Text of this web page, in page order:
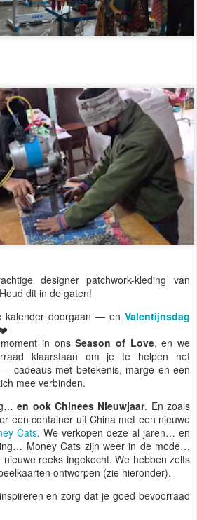
designer patchwork-kleding van
dit in de gaten!
kalender doorgaan — en Valentijnsdag
in onsSeason of Love, en we
klaarstaan om je te helpen het
cadeaus met betekenis, marge en een
mee verbinden.
en ook Chinees Nieuwjaar. En zoals
een container uit China met een nieuwe
Cats. We verkopen deze al jaren… en
Money Cats zijn weer in de mode…
reeks ingekocht. We hebben zelfs
ontworpen (zie hieronder).
en zorg dat je goed bevoorraad